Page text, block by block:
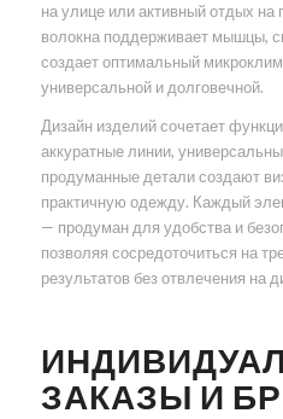
на улице или активный отдых
волокна поддерживает мышцы,
создает оптимальный
универсальной и долговечной.
Дизайн изделий сочетает
аккуратные линии,
продуманные детали создают
практичную одежду. Каждый
— продуман для удобства и
позволяя сосредоточиться на
результатов без отвлечения на
ЗАКАЗЫ И